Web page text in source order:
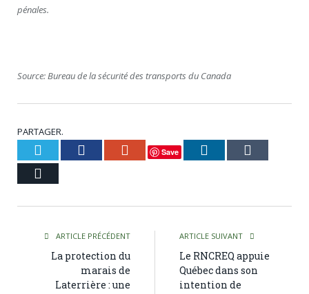
pénales.
Source:Bureau de la sécurité des transports du Canada
PARTAGER.
Twitter Facebook Google+
Save LinkedIn
ARTICLE PRÉCÉDENT
La protection du
marais de
Laterrière : une
ARTICLE SUIVANT
Le RNCREQ appuie
Québec dans son
intention de